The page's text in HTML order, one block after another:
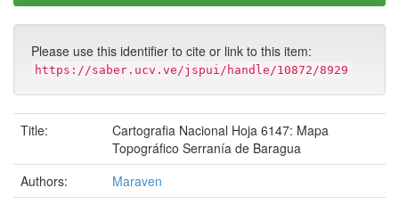
Please use this identifier to cite or link to this item:
https://saber.ucv.ve/jspui/handle/10872/8929
Title:
Cartografia Nacional Hoja 6147: Mapa
Topográfico Serranía de Baragua
Authors:
Maraven